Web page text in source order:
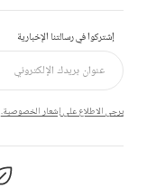
إشتركوا في رسالتنا الإخبارية
يرجى الاطلاع على إشعار الخصوصية.